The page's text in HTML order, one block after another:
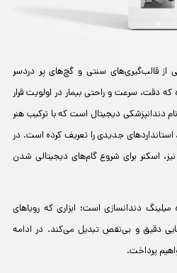
از قالب‌گیری‌های سنتی و گچ‌های پر دردسر
دقت، سرعت و راحتی بیمار در اولویت قرار
دندانپزشکی دیجیتال است که با ترکیب هنر
استانداردهای جدیدی را تعریف کرده است. در
نیز، اسکنر برای شروع گام‌های دیجیتالی شدن
دندانسازی است؛ ابزاری که رویاهای
دقیق و بی‌نقص تبدیل می‌کند. در ادامه
پرداخت.